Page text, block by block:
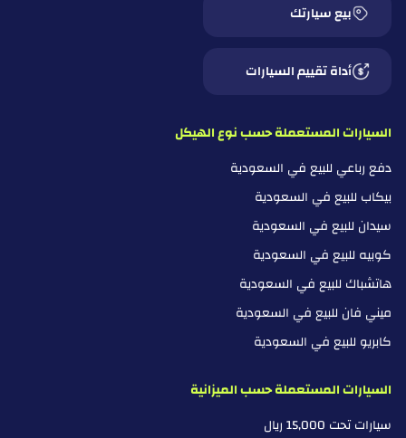
بيع سيارتك
أداة تقييم السيارات
السيارات المستعملة حسب نوع الهيكل
دفع رباعي للبيع في السعودية
بيكاب للبيع في السعودية
سيدان للبيع في السعودية
كوبيه للبيع في السعودية
هاتشباك للبيع في السعودية
ميني فان للبيع في السعودية
كابريو للبيع في السعودية
السيارات المستعملة حسب الميزانية
سيارات تحت 15,000 ريال